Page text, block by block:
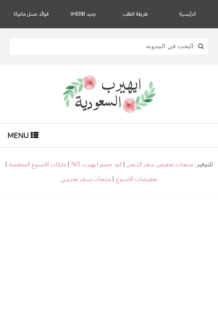
الرئيسية طريقة الطلب جديد IHERB فوائد عسل مانوكا
للتوفير :منتجات تخفيض سعر الشحن |كود خصم ايهيرب 5% |ماركات الاسبوع المخفضة |
تخفيضات الاسبوع |منتجات بسعر تجريبي